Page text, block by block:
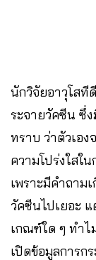
นักวิจัยอาวุโสที
ระจายวัคซีน ซึ่
ทราบ ว่าตัวเอ
ความโปร่งใสใ
เพราะมีคำถาม
วัคซีนไปเยอะ แ
เกณฑ์ใด ๆ ทำไ
เปิดข้อมูลการก